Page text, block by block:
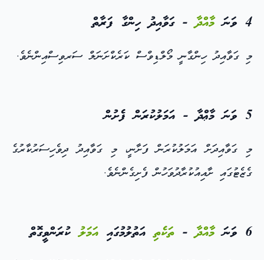
4 ވަނަ މާއްދާ- ގަވާއިދު ހިންގާ ފަރާތް
މި ގަވާއިދު ހިންގާނީ މޯލްޑިވްސް ކަރެކްށަނަލް ސަރވިސްއިންނެވެ.
5 ވަނަ މާޢްދާ - އަމަލުކުރަން ފެށުން
މި ގަވާއިދަށް އަމަލުކުރަން ފަށާނީ، މި ގަވާއިދު ދިވެހިސަރުކާރުގެ
ގެޒެޓުގައި ށާއިއުކުރާދުވަހުން ފެށިގެންނެވެ.
6 ވަނަ މާއްދާ- ތަކެތިއަތުލުމުގައި އަމަލުކުރަންވީގޮތް